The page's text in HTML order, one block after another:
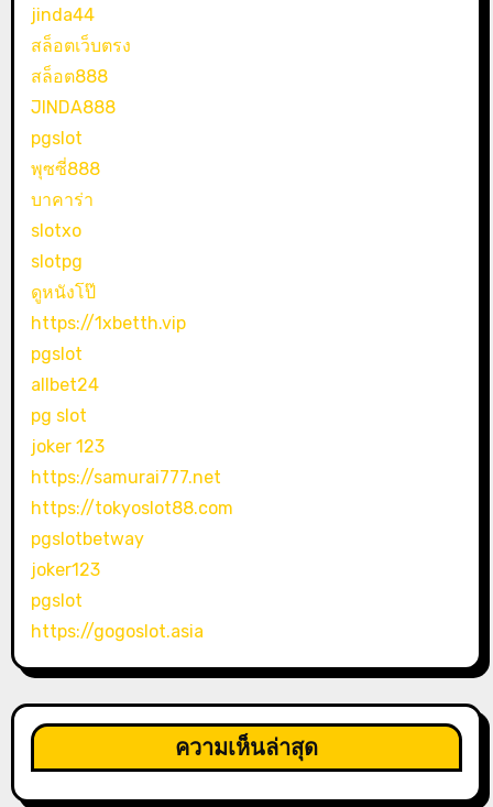
jinda44
สล็อตเว็บตรง
สล็อต888
JINDA888
pgslot
พุซซี่888
บาคาร่า
slotxo
slotpg
ดูหนังโป๊
https://1xbetth.vip
pgslot
allbet24
pg slot
joker 123
https://samurai777.net
https://tokyoslot88.com
pgslotbetway
joker123
pgslot
https://gogoslot.asia
ความเห็นล่าสุด